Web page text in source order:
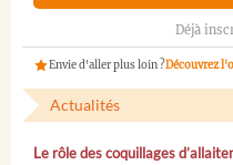
Déjà
Envie d'aller plus loin ?Découvrez
Actualités
Le rôle des coquillages